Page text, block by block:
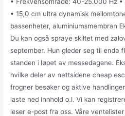
• 15,0 cm ultra dynamisk
bassenheter, aluminiumsmembran
Du kan også spraye skiltet med
september. Hun gleder seg til enda
standen i løpet av messedagene.
hvilke deler av nettsidene cheap
frogner besøker og aktive
laste ned innhold o.l. Vi kan
leser e-post fra oss. Våre